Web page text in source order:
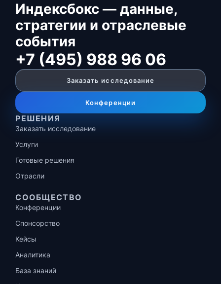
Индексбокс — данные,
стратегии и отраслевые
события
+7 (495) 988 96 06
Заказать исследование
Конференции
РЕШЕНИЯ
Заказать исследование
Услуги
Готовые решения
Отрасли
СООБЩЕСТВО
Конференции
Спонсорство
Кейсы
Аналитика
База знаний